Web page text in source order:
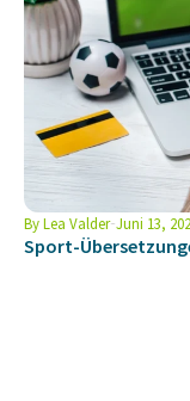
ByLea Valder Juni 13,
Sport-